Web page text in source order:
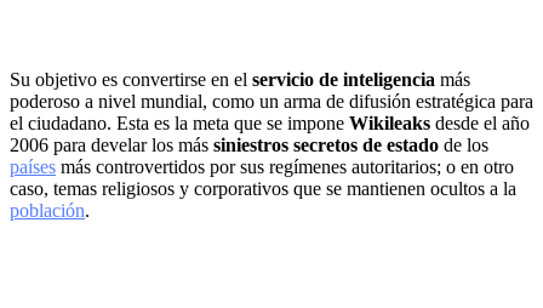
Su objetivo es convertirse en el servicio de inteligencia más
poderoso a nivel mundial, como un arma de difusión estratégica para
el ciudadano. Esta es la meta que se impone Wikileaks desde el año
2006 para develar los más siniestros secretos de estado de los
países más controvertidos por sus regímenes autoritarios; o en otro
caso, temas religiosos y corporativos que se mantienen ocultos a la
población.